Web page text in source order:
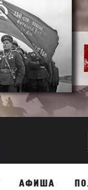
АФИША